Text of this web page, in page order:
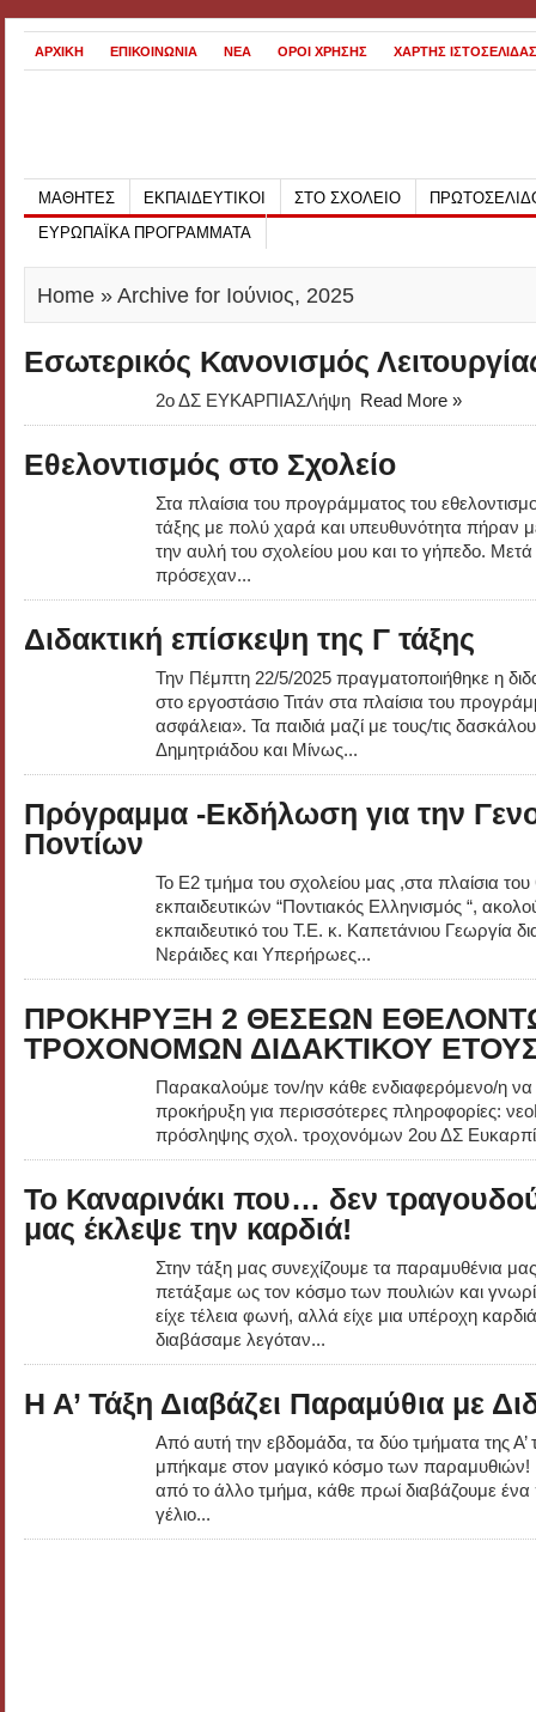
ΑΡΧΙΚΗ ΕΠΙΚΟΙΝΩΝΙΑ ΝΕΑ ΟΡΟΙ ΧΡΗΣΗΣ ΧΑΡΤΗΣ ΙΣΤΟΣΕΛΙΔΑΣ
ΜΑΘΗΤΕΣ ΕΚΠΑΙΔΕΥΤΙΚΟΙ ΣΤΟ ΣΧΟΛΕΙΟ
ΕΥΡΩΠΑΪΚΑ ΠΡΟΓΡΑΜΜΑΤΑ
Home » Archive for Ιούνιος, 2025
Εσωτερικός Κανονισμός
2ο ΔΣ ΕΥΚΑΡΠΙΑΣΛήψη Read More »
Εθελοντισμός στο Σχολείο
Στα πλαίσια του προγράμματος του
τάξης με πολύ χαρά και υπευθυνότητα πήραν
την αυλή του σχολείου μου και το γήπεδο.
πρόσεχαν...
Διδακτική επίσκεψη της Γ τάξης
Την Πέμπτη 22/5/2025 πραγματοποιήθηκε η
στο εργοστάσιο Τιτάν στα πλαίσια του
ασφάλεια». Τα παιδιά μαζί με τους/τις
Δημητριάδου και Μίνως...
Πρόγραμμα -Εκδήλωση για την
Ποντίων
Το Ε2 τμήμα του σχολείου μας ,στα πλαίσια του
εκπαιδευτικών “Ποντιακός Ελληνισμός “,
εκπαιδευτικό του Τ.Ε. κ. Καπετάνιου Γεωργία
Νεράιδες και Υπερήρωες...
ΠΡΟΚΗΡΥΞΗ 2 ΘΕΣΕΩΝ
ΤΡΟΧΟΝΟΜΩΝ ΔΙΔΑΚΤΙΚΟΥ ΕΤΟΥΣ
Παρακαλούμε τον/ην κάθε ενδιαφερόμενο/η
προκήρυξη για περισσότερες πληροφορίες:
πρόσληψης σχολ. τροχονόμων 2ου ΔΣ
Το Καναρινάκι που… δεν
μας έκλεψε την καρδιά!
Στην τάξη μας συνεχίζουμε τα παραμυθένια
πετάξαμε ως τον κόσμο των πουλιών και
είχε τέλεια φωνή, αλλά είχε μια υπέροχη
διαβάσαμε λεγόταν...
Η Α’ Τάξη Διαβάζει Παραμύθια με
Από αυτή την εβδομάδα, τα δύο τμήματα της Α’
μπήκαμε στον μαγικό κόσμο των παραμυθιών!
από το άλλο τμήμα, κάθε πρωί διαβάζουμε
γέλιο...